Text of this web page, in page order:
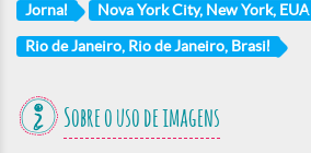
Jornal Nova York City, New York, EUA
Rio de Janeiro, Rio de Janeiro, Brasil
Sobre o uso de imagens